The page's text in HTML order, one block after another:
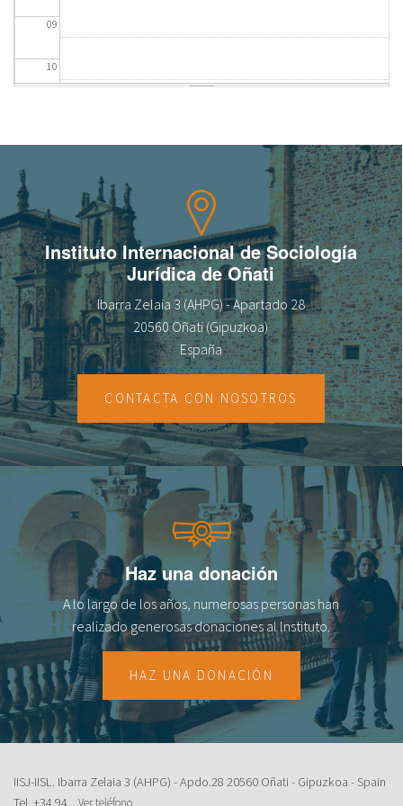
09
10
16
18
19
20
23
Instituto Internacional de Sociología
Jurídica de Oñati
Ibarra Zelaia 3 (AHPG) - Apartado 28
20560 Oñati (Gipuzkoa)
España
CONTACTA CON NOSOTROS
Haz una donación
A lo largo de los años, numerosas personas han
realizado generosas donaciones al lnstituto.
HAZ UNA DONACIÓN
IISJ-IISL. Ibarra Zelaia 3 (AHPG) - Apdo.28 20560 Oñati - Gipuzkoa - Spain
Tel. +34 94... Ver teléfono